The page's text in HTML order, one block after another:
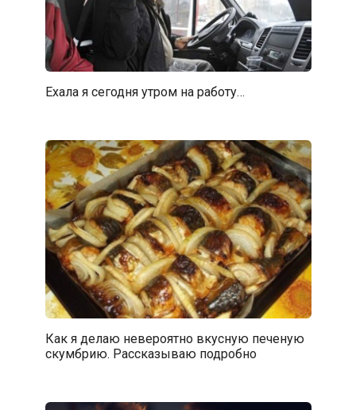
Ехала я сегодня утром на работу…
Как я делаю невероятно вкусную печеную
скумбрию. Рассказываю подробно